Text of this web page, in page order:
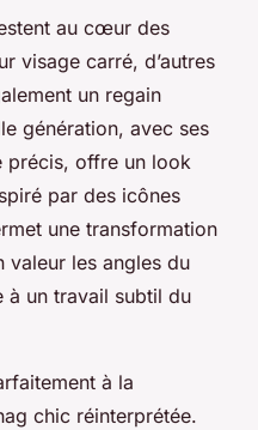
au cœur des
visage carré, d’autres
un regain
génération, avec ses
précis, offre un look
par des icônes
une transformation
valeur les angles du
à un travail subtil du
à la
chic réinterprétée.